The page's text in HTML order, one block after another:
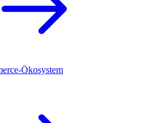
Ökosystem